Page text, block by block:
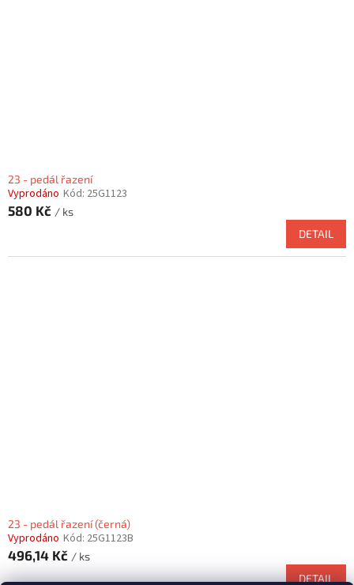
23 - pedál řazení
Vyprodáno Kód: 25G1123
580 Kč / ks
DETAIL
23 - pedál řazení (černá)
Vyprodáno Kód: 25G1123B
496,14 Kč / ks
DETAIL